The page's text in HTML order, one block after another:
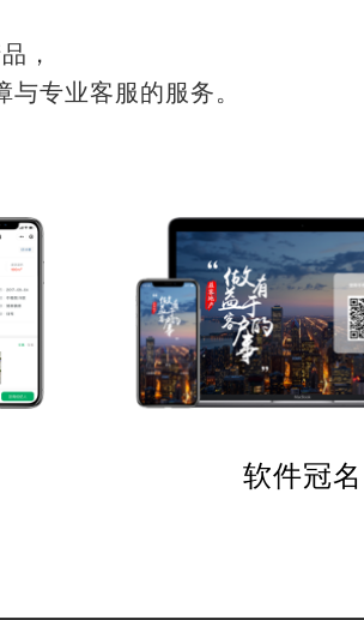
，
专业客服的服务。
软件冠名